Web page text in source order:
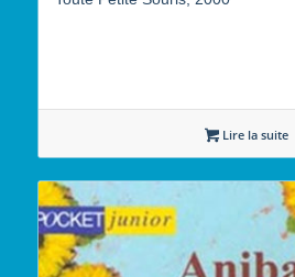
Lire la suite